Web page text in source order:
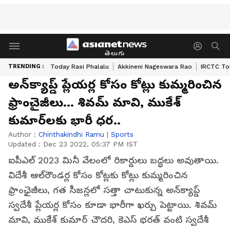
తెలుగు
TRENDING : Today Rasi Phalalu Akkineni Nageswara Rao IRCTC
అన్‌క్యాప్డ్ ప్లేయర్ల కోసం కోట్లు కుమ్మరించిన
ఫ్రాంచైజీలు... శివమ్ మావి, ముకేశ్
కుమార్‌లకు భారీ ధర..
Author : Chinthakindhi Ramu | Sports
Updated : Dec 23 2022, 05:37 PM IST
ఐపీఎల్ 2023 మినీ వేలంలో రికార్డులు బద్ధలు అవుతాయి.
విదేశీ ఆల్‌రౌండర్ల కోసం కోట్లకు కోట్లు కుమ్మరించిన
ఫ్రాంఛైజీలు, గత సీజన్లలో సత్తా చాటుకున్న అన్‌క్యాప్డ్
స్వదేశీ ప్లేయర్ల కోసం కూడా భారీగా ఖర్చు పెట్టాయి. శివమ్
మావి, ముకేశ్ కుమార్ చౌదరి, కెఎస్ భరత్ వంటి స్వదేశీ